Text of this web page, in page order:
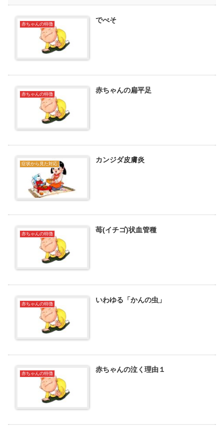
赤ちゃんの特徴 でべそ
赤ちゃんの特徴 赤ちゃんの扁平足
症状から見た対応 カンジダ皮膚炎
赤ちゃんの特徴 苺(イチゴ)状血管種
赤ちゃんの特徴 いわゆる「かんの虫」
赤ちゃんの特徴 赤ちゃんの泣く理由１